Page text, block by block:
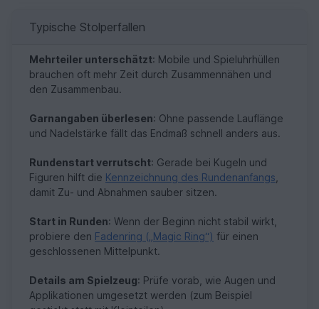
Typische Stolperfallen
Mehrteiler unterschätzt: Mobile und Spieluhrhüllen
brauchen oft mehr Zeit durch Zusammennähen und
den Zusammenbau.
Garnangaben überlesen: Ohne passende Lauflänge
und Nadelstärke fällt das Endmaß schnell anders aus.
Rundenstart verrutscht: Gerade bei Kugeln und
Figuren hilft die Kennzeichnung des Rundenanfangs
damit Zu- und Abnahmen sauber sitzen.
Start in Runden: Wenn der Beginn nicht stabil wirkt,
probiere den Fadenring („Magic Ring“) für einen
geschlossenen Mittelpunkt.
Details am Spielzeug: Prüfe vorab, wie Augen und
Applikationen umgesetzt werden (zum Beispiel